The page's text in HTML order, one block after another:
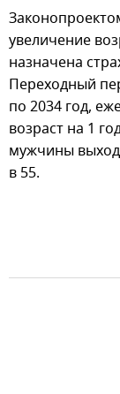
увеличение
назначена
Переходный
по 2034 год,
возраст на 1
мужчины
в 55.